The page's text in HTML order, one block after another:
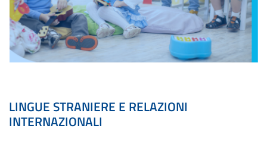
LINGUE STRANIERE E RELAZIONI
INTERNAZIONALI